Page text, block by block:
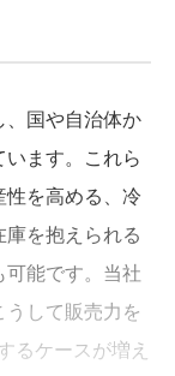
国や自治体か
ます。これら
性を高める、冷
を抱えられる
能です。当社
して販売力を
るケースが増え